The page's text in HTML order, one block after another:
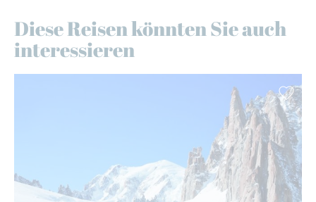
Diese Reisen könnten Sie auch
interessieren